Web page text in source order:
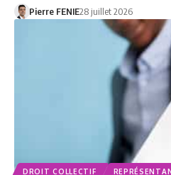
Pierre FENIE28 juillet 2026
DROIT COLLECTIF